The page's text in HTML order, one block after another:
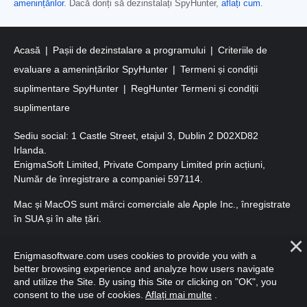
amenințărilor. Dacă doriți să dezinstalați SpyHunter, aflați cum.
Acasă Pașii de dezinstalare a programului
Criteriile de
evaluare a amenințărilor SpyHunter
Termeni și condiții
suplimentare SpyHunter
RegHunter Termeni și condiții
suplimentare
Sediu social: 1 Castle Street, etajul 3, Dublin 2 D02XD82
Irlanda.
EnigmaSoft Limited, Private Company Limited prin acțiuni,
Număr de înregistrare a companiei 597114.
Mac și MacOS sunt mărci comerciale ale Apple Inc., înregistrate
în SUA și în alte țări.
rezervate.
Enigmasoftware.com uses cookies to provide you with a
better browsing experience and analyze how users navigate
and utilize the Site. By using this Site or clicking on "OK", you
consent to the use of cookies. Aflați mai multe